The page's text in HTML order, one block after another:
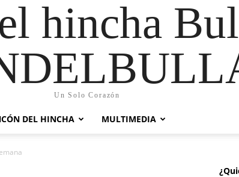
hincha
Un Solo Corazón
DEL HINCHA MULTIMEDIA